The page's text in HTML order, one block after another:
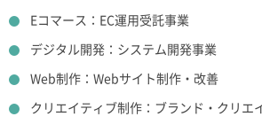
Eコマース：EC運用受託事業
デジタル開発：システム開発事業
Web制作：Webサイト制作・改善
クリエイティブ制作：ブランド・クリエ